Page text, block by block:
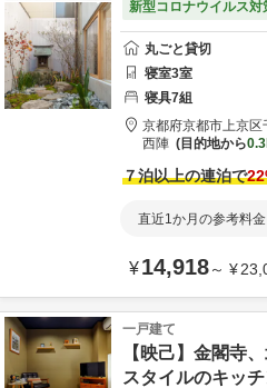
新型コロナウイルス対
丸ごと貸切
寝室3室
寝具7組
京都府京都市上京区
西陣
目的地から
７泊以上の連泊で22
直近1か月の参考料金
¥14,918～ ¥
一戸建て
【映己】金閣寺
スタイルのキッ